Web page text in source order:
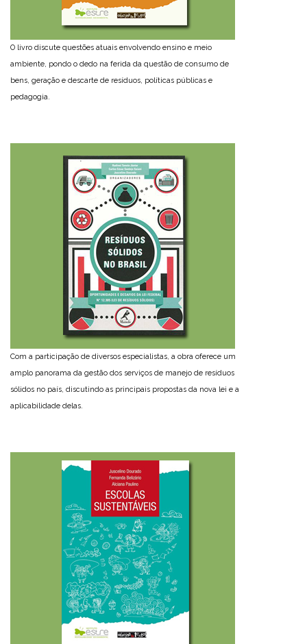
O livro discute questões atuais envolvendo ensino e meio
ambiente, pondo o dedo na ferida da questão de consumo de
bens, geração e descarte de resíduos, políticas públicas e
pedagogia.
Com a participação de diversos especialistas, a obra oferece um
amplo panorama da gestão dos serviços de manejo de resíduos
sólidos no país, discutindo as principais propostas da nova lei e a
aplicabilidade delas.